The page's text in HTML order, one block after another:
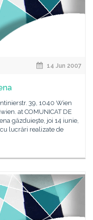
14 Jun 2007
39, 1040 Wien
at COMUNICAT DE
găzduieşte, joi 14 iunie,
lucrări realizate de